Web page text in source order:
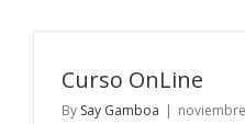
Curso OnLine
By Say Gamboa |